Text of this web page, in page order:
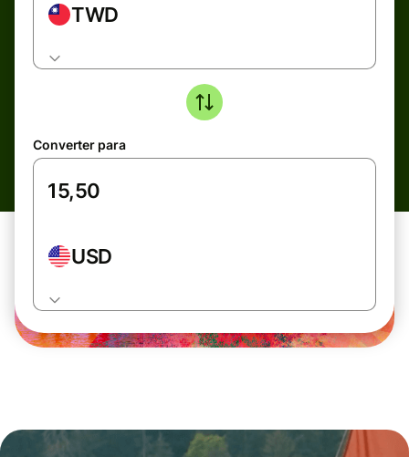
TWD
Converter para
USD